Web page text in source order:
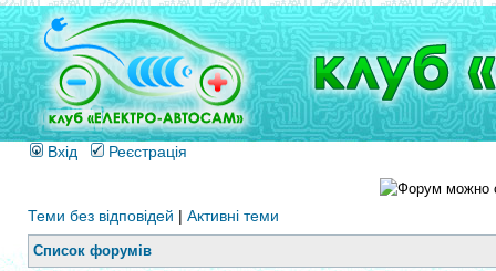
Вхід Реєстрація
Теми без відповідей | Активні теми
Список форумів